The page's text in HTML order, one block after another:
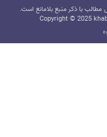
با ذکر منبع بلامانع است.
Copyright © 2025